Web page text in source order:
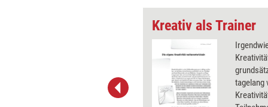
weiter, als bekannte Dinge
Kreativ als Trainer
tagelang